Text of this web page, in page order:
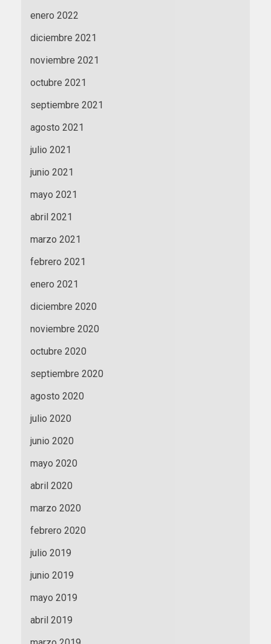
enero 2022
diciembre 2021
noviembre 2021
octubre 2021
septiembre 2021
agosto 2021
julio 2021
junio 2021
mayo 2021
abril 2021
marzo 2021
febrero 2021
enero 2021
diciembre 2020
noviembre 2020
octubre 2020
septiembre 2020
agosto 2020
julio 2020
junio 2020
mayo 2020
abril 2020
marzo 2020
febrero 2020
julio 2019
junio 2019
mayo 2019
abril 2019